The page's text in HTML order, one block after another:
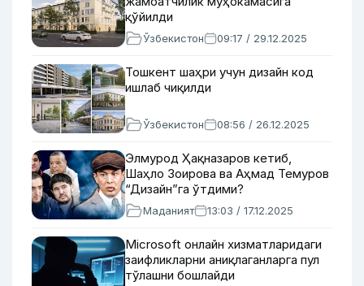
қўйилди
Ўзбекистон 09:17 / 29.12.2025
Тошкент шаҳри учун дизайн код
ишлаб чиқилди
Ўзбекистон 08:56 / 26.12.2025
Элмурод Ҳақназаров кетиб,
Шаҳло Зоирова ва Аҳмад Темуров
“Дизайн”га ўтдими?
Маданият 13:03 / 17.12.2025
Microsoft онлайн хизматларидаги
заифликларни аниқлаганларга пул
тўлашни бошлайди